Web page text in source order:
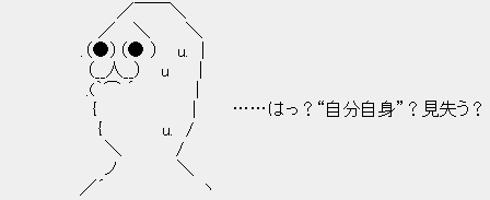
／￣￣＼
／ ＼ ＼
.（●）（● ） u. |
（__人__） u |
.(｀⌒ ´ |
{ | ……はっ？“自分自身”？見失う？
{ u. /
＼ /
ノ ＼
／´ ヽ